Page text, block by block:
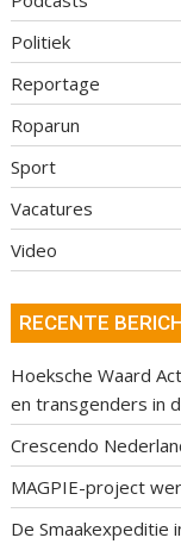
Politiek
Reportage
Roparun
Sport
Vacatures
Video
RECENTE
Hoeksche Waard
en transgenders in
Crescendo
MAGPIE-project
De Smaakexpeditie